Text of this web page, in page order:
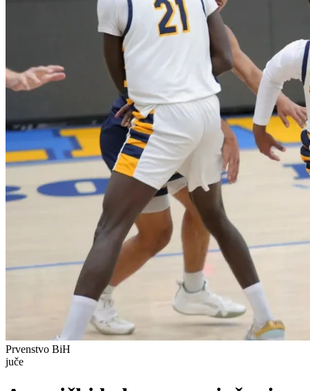
Prvenstvo BiH
juče